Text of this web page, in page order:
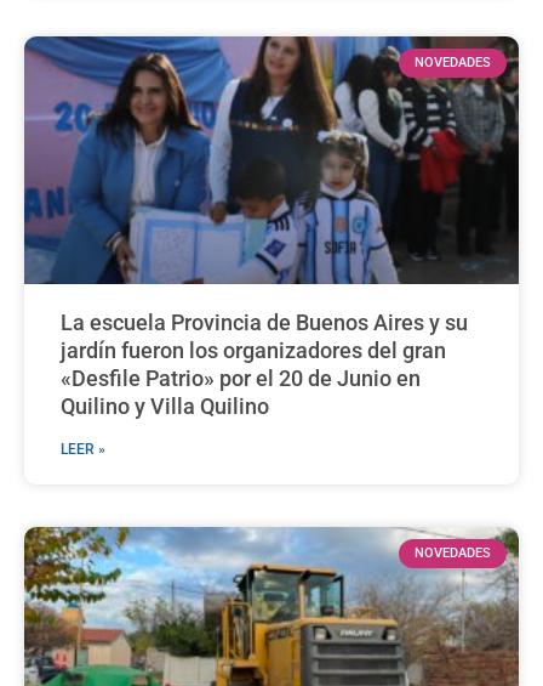
NOVEDADES
La escuela Provincia de Buenos Aires y su
jardín fueron los organizadores del gran
«Desfile Patrio» por el 20 de Junio en
Quilino y Villa Quilino
LEER »
NOVEDADES